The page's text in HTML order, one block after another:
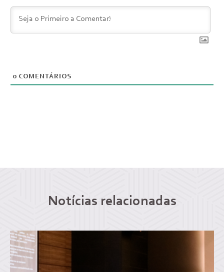
0 COMENTÁRIOS
Notícias relacionadas